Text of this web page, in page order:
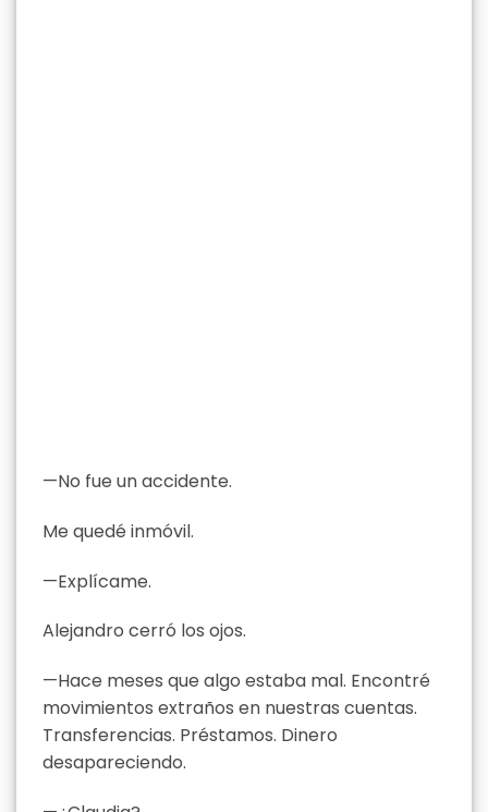
—No fue un accidente.
Me quedé inmóvil.
—Explícame.
Alejandro cerró los ojos.
—Hace meses que algo estaba mal. Encontré
movimientos extraños en nuestras cuentas.
Transferencias. Préstamos. Dinero
desapareciendo.